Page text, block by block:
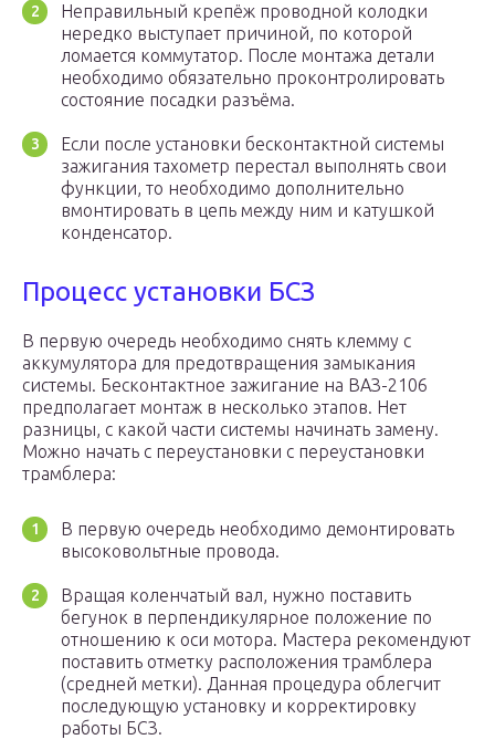
Неправильный крепёж проводной колодки
нередко выступает причиной, по которой
ломается коммутатор. После монтажа детали
необходимо обязательно проконтролировать
состояние посадки разъёма.
Если после установки бесконтактной системы
зажигания тахометр перестал выполнять свои
функции, то необходимо дополнительно
вмонтировать в цепь между ним и катушкой
конденсатор.
Процесс установки БСЗ
В первую очередь необходимо снять клемму с
аккумулятора для предотвращения замыкания
системы. Бесконтактное зажигание на ВАЗ-2106
предполагает монтаж в несколько этапов. Нет
разницы, с какой части системы начинать замену.
Можно начать с переустановки с переустановки
трамблера:
В первую очередь необходимо демонтировать
высоковольтные провода.
Вращая коленчатый вал, нужно поставить
бегунок в перпендикулярное положение по
отношению к оси мотора. Мастера рекомендуют
поставить отметку расположения трамблера
(средней метки). Данная процедура облегчит
последующую установку и корректировку
работы БСЗ.